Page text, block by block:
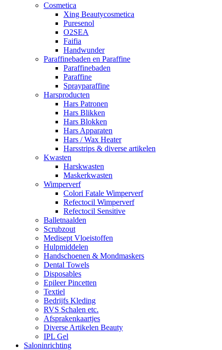
Cosmetica
Xing Beautycosmetica
Puresenol
O2SEA
Faifia
Handwunder
Paraffinebaden en Paraffine
Paraffinebaden
Paraffine
Sprayparaffine
Harsproducten
Hars Patronen
Hars Blikken
Hars Blokken
Hars Apparaten
Hars / Wax Heater
Harsstrips & diverse artikelen
Kwasten
Harskwasten
Maskerkwasten
Wimperverf
Colori Fatale Wimperverf
Refectocil Wimperverf
Refectocil Sensitive
Balletnaalden
Scrubzout
Medisept Vloeistoffen
Hulpmiddelen
Handschoenen & Mondmaskers
Dental Towels
Disposables
Epileer Pincetten
Textiel
Bedrijfs Kleding
RVS Schalen etc.
Afsprakenkaartjes
Diverse Artikelen Beauty
IPL Gel
Saloninrichting